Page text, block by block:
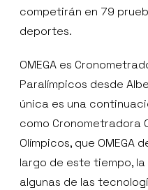
competirán en 79
deportes.
OMEGA es
Paralímpicos desde
única es una
como Cronometradora
Olímpicos, que OMEGA
largo de este tiempo,
algunas de las